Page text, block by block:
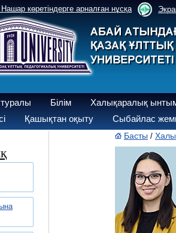
Нашар көретіндерге арналған нұсқа
туралы Білім Халықаралық
Қашықтан оқыту Сыбайлас
Басты /